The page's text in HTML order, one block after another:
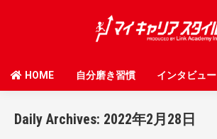
HOME 自分磨き習慣 インタビュー
Daily Archives: 2022年2月28日